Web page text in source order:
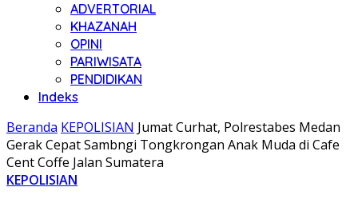
ADVERTORIAL
KHAZANAH
OPINI
PARIWISATA
PENDIDIKAN
Indeks
Beranda KEPOLISIAN Jumat Curhat, Polrestabes Medan
Gerak Cepat Sambngi Tongkrongan Anak Muda di Cafe
Cent Coffe Jalan Sumatera
KEPOLISIAN